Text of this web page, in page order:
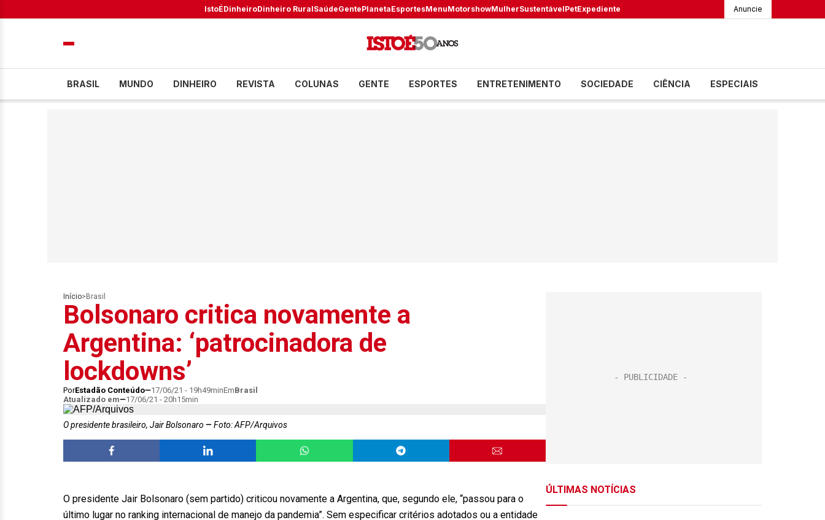
IstoÉDinheiroDinheiro RuralSaúdeGentePlanetaEsportesMenuMotorshowMulherSustentávelPetExpediente Anuncie
BRASIL MUNDO DINHEIRO REVISTA COLUNAS GENTE ESPORTES ENTRETENIMENTO SOCIEDADE CIÊNCIA ESPECIAIS
Início> Brasil
Bolsonaro critica novamente a
Argentina: ‘patrocinadora de
lockdowns’
PorEstadão Conteúdo 17/06/21 - 19h49minEmBrasil
Atualizado em
17/06/21 - 20h15min
O presidente brasileiro, Jair Bolsonaro Foto: AFP/Arquivos
O presidente Jair Bolsonaro (sem partido) criticou novamente a Argentina, que, segundo ele, “passou para o
último lugar no ranking internacional de manejo da pandemia”. Sem especificar critérios adotados ou a entidade